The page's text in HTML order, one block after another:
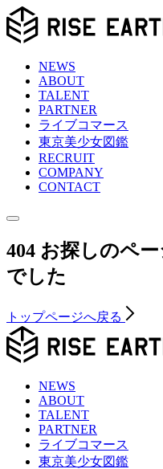
NEWS
ABOUT
TALENT
PARTNER
ライブコマース
東京美少女図鑑
RECRUIT
COMPANY
CONTACT
404 お探しのペ
でした
トップページへ戻る
NEWS
ABOUT
TALENT
PARTNER
ライブコマース
東京美少女図鑑